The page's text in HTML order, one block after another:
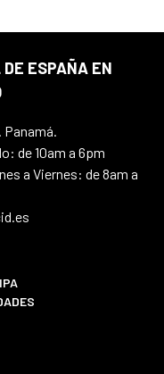
ESPAÑA EN
de 10am a 6pm
a Viernes: de 8am a